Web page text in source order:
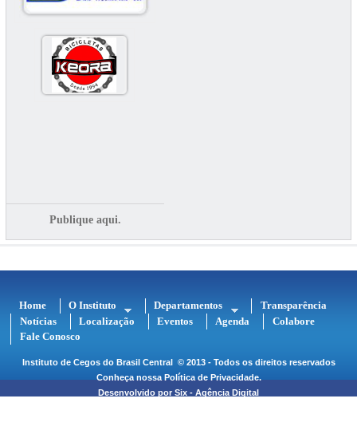
Publique aqui.
Home O Instituto Departamentos
Transparência
Notícias
Localização Eventos Agenda
Colabore
Fale Conosco
Instituto de Cegos do Brasil Central© 2013 - Todos os direitos reservados
Conheça nossa Política de Privacidade.
Desenvolvido por Six - Agência Digital